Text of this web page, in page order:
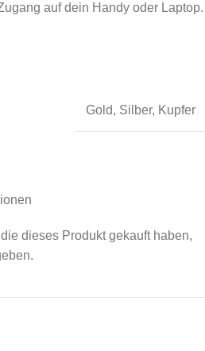
auf dein Handy oder Laptop.
Gold, Silber, Kupfer
dieses Produkt gekauft haben,